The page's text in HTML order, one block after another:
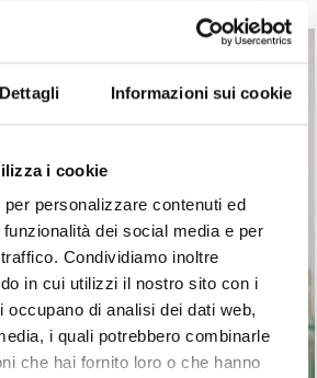
Dettagli Informazioni sui cookie
i cookie
personalizzare contenuti ed
dei social media e per
Condividiamo inoltre
in cui utilizzi il nostro sito con i
occupano di analisi dei dati web,
i quali potrebbero combinarle
che hai fornito loro o che hanno